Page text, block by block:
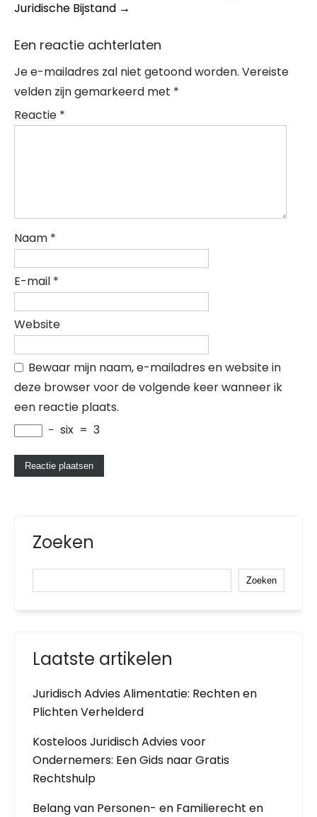
Juridische Bijstand →
Een reactie achterlaten
Je e-mailadres zal niet getoond worden. Vereiste
velden zijn gemarkeerd met *
Reactie *
Naam *
E-mail *
Website
Bewaar mijn naam, e-mailadres en website in
deze browser voor de volgende keer wanneer ik
een reactie plaats.
− six = 3
Zoeken
Zoeken
Laatste artikelen
Juridisch Advies Alimentatie: Rechten en
Plichten Verhelderd
Kosteloos Juridisch Advies voor
Ondernemers: Een Gids naar Gratis
Rechtshulp
Belang van Personen- en Familierecht en